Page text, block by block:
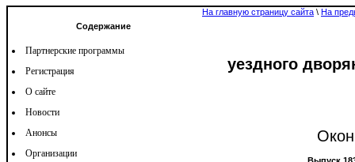
Содержание
Партнерские программы
Регистрация
О сайте
Новости
Анонсы
Организации
На главную страницу сайта \ На
уездного